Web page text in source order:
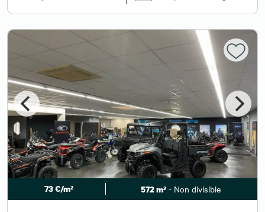
73 €/m² 572 m² - Non divisible